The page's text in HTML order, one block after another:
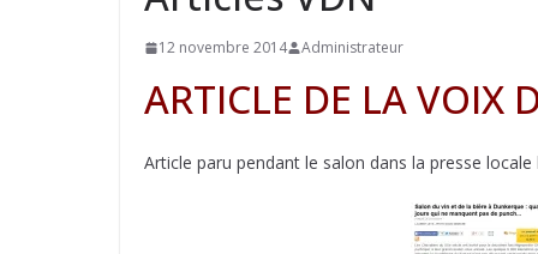
12 novembre 2014 Administrateur
ARTICLE DE LA VOIX
Article paru pendant le salon dans la presse